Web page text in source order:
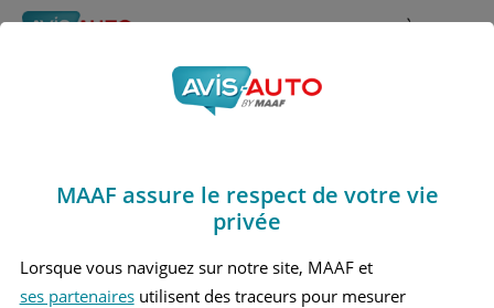
Rechercher À propos
Obtenir un devis d'assurance auto MAAF
Avis Honda Legend
HONDA LEGEND 1 BERLINE
MAAF assure le respect de votre vie
privée
Lorsque vous naviguez sur notre site, MAAF et
ses partenairesutilisent des traceurs pour mesurer